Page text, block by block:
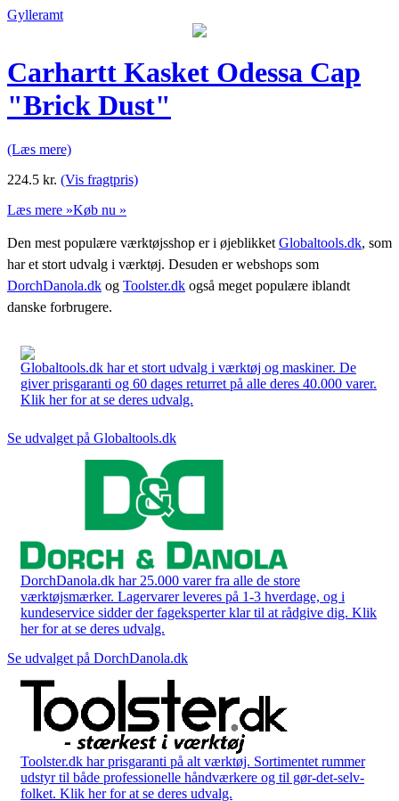
Gylleramt
Carhartt Kasket Odessa Cap
"Brick Dust"
(Læs mere)
224.5 kr. (Vis fragtpris)
Læs mere »Køb nu »
Den mest populære værktøjsshop er i øjeblikket Globaltools.dk, som
har et stort udvalg i værktøj. Desuden er webshops som
DorchDanola.dk og Toolster.dk også meget populære iblandt
danske forbrugere.
Globaltools.dk har et stort udvalg i værktøj og maskiner. De
giver prisgaranti og 60 dages returret på alle deres 40.000 varer.
Klik her for at se deres udvalg.
Se udvalget på Globaltools.dk
DorchDanola.dk har 25.000 varer fra alle de store
værktøjsmærker. Lagervarer leveres på 1-3 hverdage, og i
kundeservice sidder der fageksperter klar til at rådgive dig. Klik
her for at se deres udvalg.
Se udvalget på DorchDanola.dk
Toolster.dk har prisgaranti på alt værktøj. Sortimentet rummer
udstyr til både professionelle håndværkere og til gør-det-selv-
folket. Klik her for at se deres udvalg.